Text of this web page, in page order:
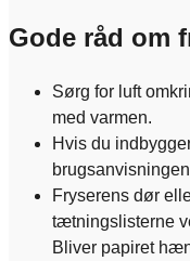
Gode råd om
Sørg for luft
med varmen.
Hvis du
Fryserens dør
tætningslisterne
Bliver papiret